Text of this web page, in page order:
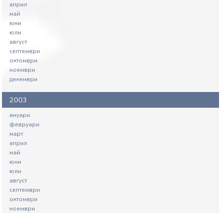
април
май
юни
юли
август
септември
октомври
ноември
декември
2003
януари
февруари
март
април
май
юни
юли
август
септември
октомври
ноември